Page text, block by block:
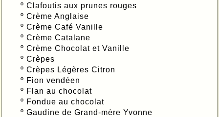
º Clafoutis aux prunes rouges
º Crème Anglaise
º Crème Café Vanille
º Crème Catalane
º Crème Chocolat et Vanille
º Crèpes
º Crèpes Légères Citron
º Fion vendéen
º Flan au chocolat
º Fondue au chocolat
º Gaudine de Grand-mère Yvonne